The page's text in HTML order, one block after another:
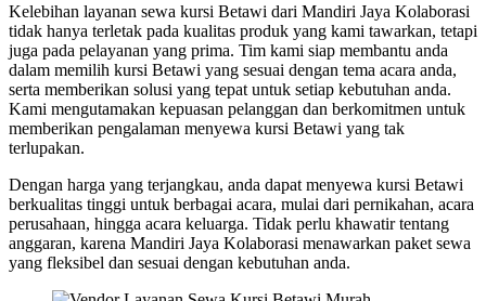
Kelebihan layanan sewa kursi Betawi dari Mandiri Jaya Kolaborasi
tidak hanya terletak pada kualitas produk yang kami tawarkan, tetapi
juga pada pelayanan yang prima. Tim kami siap membantu anda
dalam memilih kursi Betawi yang sesuai dengan tema acara anda,
serta memberikan solusi yang tepat untuk setiap kebutuhan anda.
Kami mengutamakan kepuasan pelanggan dan berkomitmen untuk
memberikan pengalaman menyewa kursi Betawi yang tak
terlupakan.
Dengan harga yang terjangkau, anda dapat menyewa kursi Betawi
berkualitas tinggi untuk berbagai acara, mulai dari pernikahan, acara
perusahaan, hingga acara keluarga. Tidak perlu khawatir tentang
anggaran, karena Mandiri Jaya Kolaborasi menawarkan paket sewa
yang fleksibel dan sesuai dengan kebutuhan anda.